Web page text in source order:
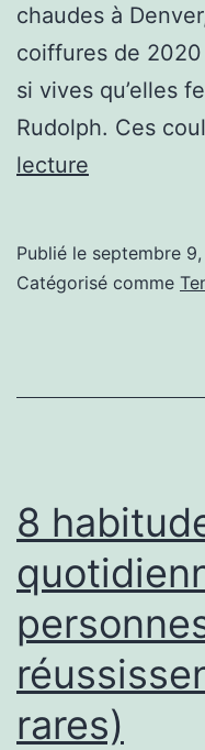
chaudes à
coiffures de
si vives qu’elles
Rudolph. Ces
lecture
matière
de
vacances
amusante
Publié le septembre
Catégorisé comme
8
rares)